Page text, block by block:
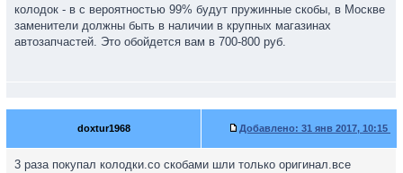
колодок - в с вероятностью 99% будут пружинные скобы, в Москве
заменители должны быть в наличии в крупных магазинах
автозапчастей. Это обойдется вам в 700-800 руб.
doxtur1968 Добавлено: 31 янв 2017, 10:15
3 раза покупал колодки.со скобами шли только оригинал.все